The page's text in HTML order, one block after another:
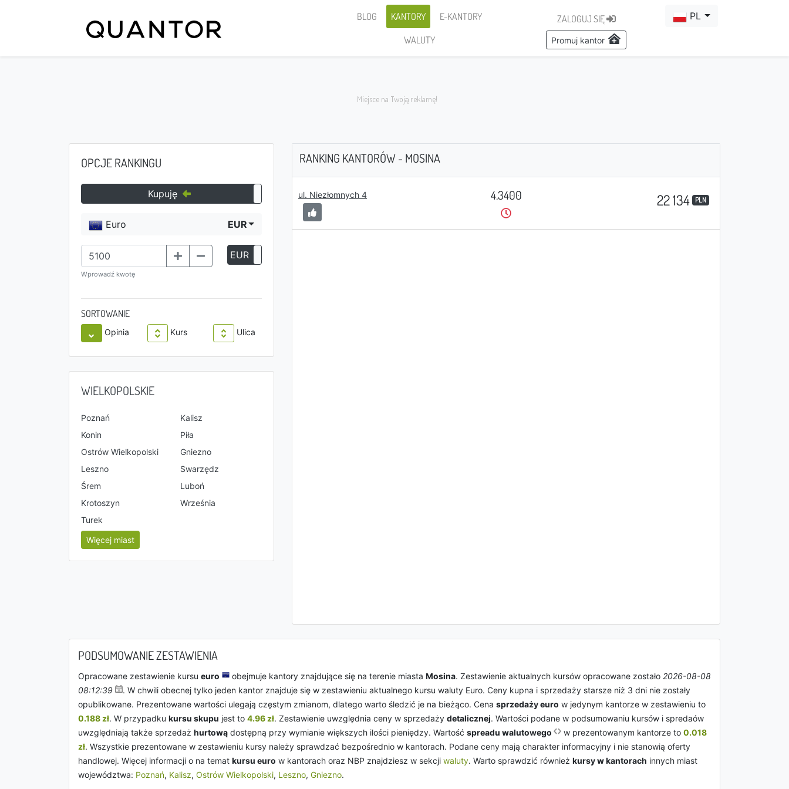
BLOG KANTORY
E-KANTORY
WALUTY
ZALOGUJ SIĘ
Promuj kantor
PL
OPCJE RANKINGU
Kupuję Sprzedaję
Euro EUR
Wprowadź kwotę
EUR
SORTOWANIE
Opinia Kurs Ulica
WIELKOPOLSKIE
Poznań
Kalisz
Konin
Piła
Ostrów Wielkopolski
Gniezno
Leszno
Swarzędz
Śrem
Luboń
Krotoszyn
Września
Turek
Więcej miast
RANKING KANTORÓW - MOSINA
ul. Niezłomnych 4 4.3400 22 134 PLN
PODSUMOWANIE ZESTAWIENIA
Opracowane zestawienie kursu euro obejmuje kantory znajdujące się na terenie miasta Mosina. Zestawienie aktualnych kursów opracowane zostało 2026-08-08
08:12:39
. W chwili obecnej tylko jeden kantor znajduje się w zestawieniu aktualnego kursu waluty Euro. Ceny kupna i sprzedaży starsze niż 3 dni nie zostały
opublikowane. Prezentowane wartości ulegają częstym zmianom, dlatego warto śledzić je na bieżąco. Cena sprzedaży euro w jedynym kantorze w zestawieniu to
0.188 zł. W przypadku kursu skupu jest to 4.96 zł. Zestawienie uwzględnia ceny w sprzedaży detalicznej. Wartości podane w podsumowaniu kursów i spredaów
uwzględniają także sprzedaż hurtową dostępną przy wymianie większych ilości pieniędzy. Wartość spreadu walutowego w prezentowanym kantorze to 0.018
zł. Wszystkie prezentowane w zestawieniu kursy należy sprawdzać bezpośrednio w kantorach. Podane ceny mają charakter informacyjny i nie stanowią oferty
handlowej. Więcej informacji o na temat kursu euro w kantorach oraz NBP znajdziesz w sekcji waluty. Warto sprawdzić również kursy w kantorach innych miast
województwa: Poznań, Kalisz, Ostrów Wielkopolski, Leszno, Gniezno.